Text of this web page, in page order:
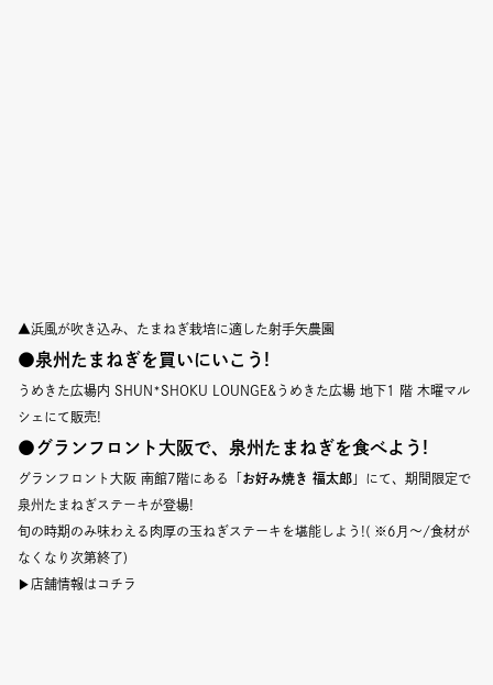
▲浜風が吹き込み、たまねぎ栽培に適した射手矢農園
●泉州たまねぎを買いにいこう!
うめきた広場内 SHUN*SHOKU LOUNGE&うめきた広場 地下1 階 木曜マル
シェ にて販売!
●グランフロント大阪で、泉州たまねぎを食べよう!
グランフロント大阪 南館7階にある「 お好み焼き 福太郎 」にて、期間限定で
泉州たまねぎステーキが登場!
旬の時期のみ味わえる肉厚の玉ねぎステーキを堪能しよう!( ※6月〜/食材が
なくなり次第終了)
▶店舗情報はコチラ